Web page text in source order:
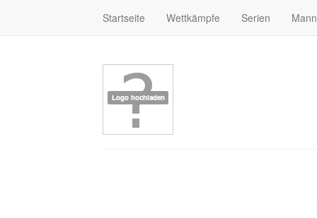
Startseite Wettkämpfe Serien